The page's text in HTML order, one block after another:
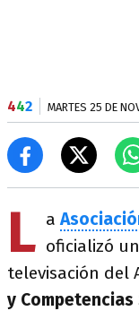
442 MARTES 25 DE
L a
oficializó
televisación del
y Competencias